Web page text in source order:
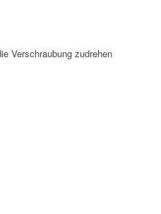
Verschraubung zudrehen